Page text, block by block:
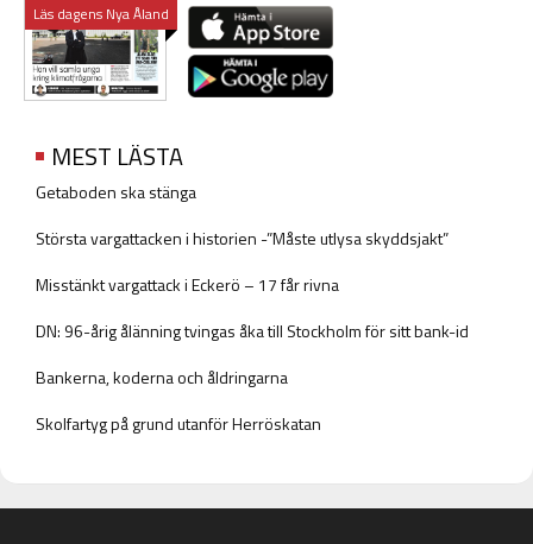
Läs dagens Nya Åland
MEST LÄSTA
Getaboden ska stänga
Största vargattacken i historien -”Måste utlysa skyddsjakt”
Misstänkt vargattack i Eckerö – 17 får rivna
DN: 96-årig ålänning tvingas åka till Stockholm för sitt bank-id
Bankerna, koderna och åldringarna
Skolfartyg på grund utanför Herröskatan